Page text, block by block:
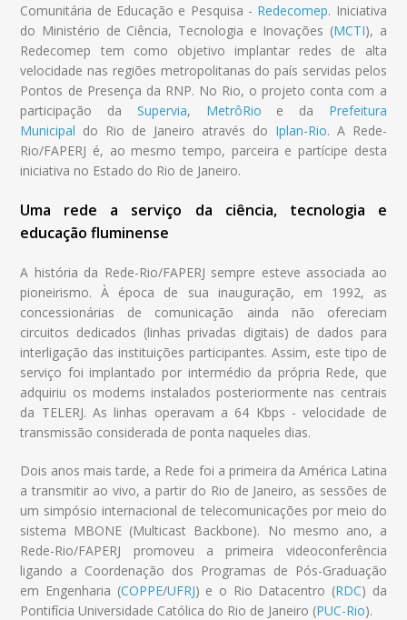
Comunitária de Educação e Pesquisa - Redecomep. Iniciativa
do Ministério de Ciência, Tecnologia e Inovações (MCTI), a
Redecomep tem como objetivo implantar redes de alta
velocidade nas regiões metropolitanas do país servidas pelos
Pontos de Presença da RNP. No Rio, o projeto conta com a
participação da Supervia, MetrôRio e da Prefeitura
Municipal do Rio de Janeiro através do Iplan-Rio. A Rede-
Rio/FAPERJ é, ao mesmo tempo, parceira e partícipe desta
iniciativa no Estado do Rio de Janeiro.
Uma rede a serviço da ciência, tecnologia e
educação fluminense
A história da Rede-Rio/FAPERJ sempre esteve associada ao
pioneirismo. À época de sua inauguração, em 1992, as
concessionárias de comunicação ainda não ofereciam
circuitos dedicados (linhas privadas digitais) de dados para
interligação das instituições participantes. Assim, este tipo de
serviço foi implantado por intermédio da própria Rede, que
adquiriu os modems instalados posteriormente nas centrais
da TELERJ. As linhas operavam a 64 Kbps - velocidade de
transmissão considerada de ponta naqueles dias.
Dois anos mais tarde, a Rede foi a primeira da América Latina
a transmitir ao vivo, a partir do Rio de Janeiro, as sessões de
um simpósio internacional de telecomunicações por meio do
sistema MBONE (Multicast Backbone). No mesmo ano, a
Rede-Rio/FAPERJ promoveu a primeira videoconferência
ligando a Coordenação dos Programas de Pós-Graduação
em Engenharia (COPPE/UFRJ) e o Rio Datacentro (RDC) da
Pontifícia Universidade Católica do Rio de Janeiro (PUC-Rio).